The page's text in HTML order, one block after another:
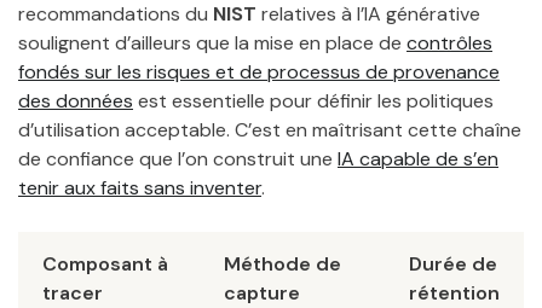
recommandations du NIST relatives à l’IA générative
soulignent d’ailleurs que la mise en place de contrôles
fondés sur les risques et de processus de provenance
des données est essentielle pour définir les politiques
d’utilisation acceptable. C’est en maîtrisant cette chaîne
de confiance que l’on construit une IA capable de s’en
tenir aux faits sans inventer.
Composant à
tracer
Méthode de
capture
Durée de
rétention